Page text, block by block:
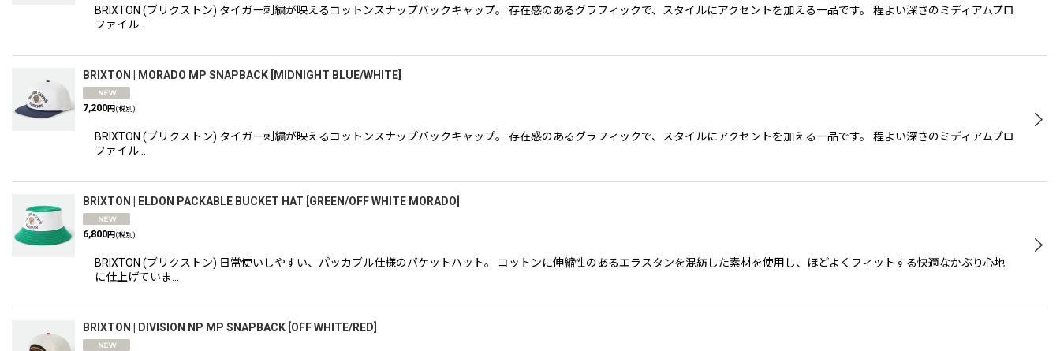
BRIXTON (ブリクストン) タイガー刺繍が映えるコットンスナップバックキャップ。 存在感のあるグラフィックで、スタイルにアクセントを加える一品です。 程よい深さのミディアムプロ
ファイル…
BRIXTON | MORADO MP SNAPBACK MIDNIGHT BLUE/WHITE
7,200円(税別)
BRIXTON (ブリクストン) タイガー刺繍が映えるコットンスナップバックキャップ。 存在感のあるグラフィックで、スタイルにアクセントを加える一品です。 程よい深さのミディアムプロ
ファイル…
BRIXTON | ELDON PACKABLE BUCKET HAT GREEN/OFF WHITE MORADO
6,800円(税別)
BRIXTON (ブリクストン) 日常使いしやすい、パッカブル仕様のバケットハット。 コットンに伸縮性のあるエラスタンを混紡した素材を使用し、ほどよくフィットする快適なかぶり心地
に仕上げていま…
BRIXTON | DIVISION NP MP SNAPBACK OFF WHITE/RED